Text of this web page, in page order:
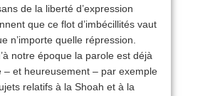
de la liberté d’expression
que ce flot d’imbécillités vaut
n’importe quelle répression.
notre époque la parole est déjà
– et heureusement – par exemple
relatifs à la Shoah et à la